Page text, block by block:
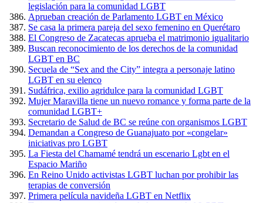
legislación para la comunidad LGBT
Aprueban creación de Parlamento LGBT en México
Se casa la primera pareja del sexo femenino en Querétaro
El Congreso de Zacatecas aprueba el matrimonio igualitario
Buscan reconocimiento de los derechos de la comunidad
LGBT en BC
Secuela de “Sex and the City” integra a personaje latino
LGBT en su elenco
Sudáfrica, exilio agridulce para la comunidad LGBT
Mujer Maravilla tiene un nuevo romance y forma parte de la
comunidad LGBT+
Secretario de Salud de BC se reúne con organismos LGBT
Demandan a Congreso de Guanajuato por «congelar»
iniciativas pro LGBT
La Fiesta del Chamamé tendrá un escenario Lgbt en el
Espacio Mariño
En Reino Unido activistas LGBT luchan por prohibir las
terapias de conversión
Primera película navideña LGBT en Netflix